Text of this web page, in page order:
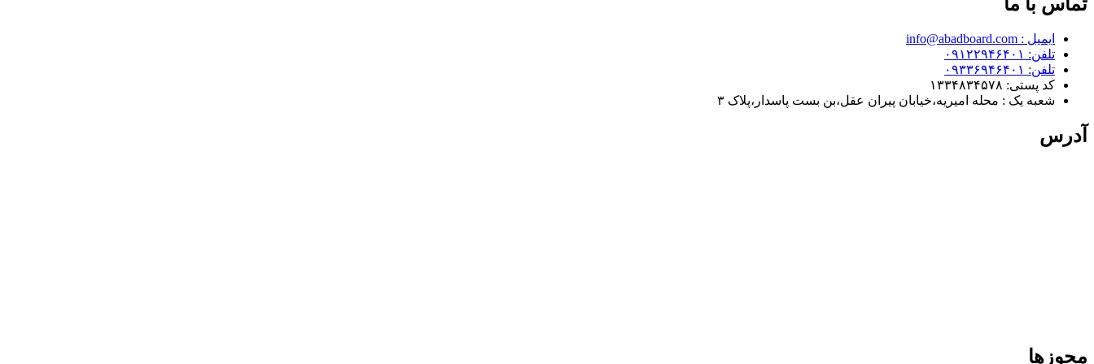
ایمیل : info@abadboard.com
تلفن: ۰۹۱۲۲۹۴۶۴۰۱
تلفن: ۰۹۳۳۶۹۴۶۴۰۱
کد پستی: ۱۳۳۴۸۳۴۵۷۸
شعبه یک : محله امیریه،خیابان پیران عقل،بن بست پاسدار،پلاک ۳
آدرس
مجوزها